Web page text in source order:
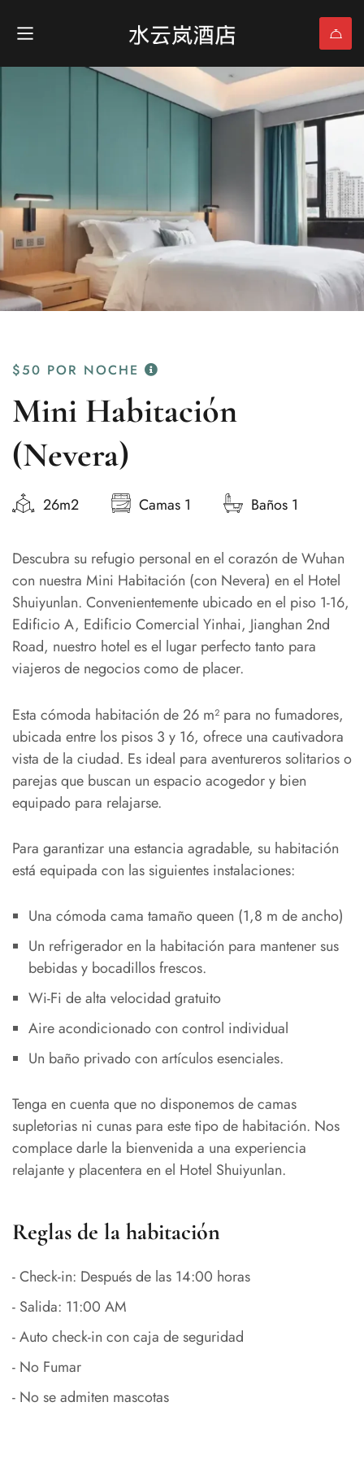
$50 POR NOCHE
Mini Habitación
(Nevera)
26m2 Camas 1 Baños 1
Descubra su refugio personal en el corazón de Wuhan
con nuestra Mini Habitación (con Nevera) en el Hotel
Shuiyunlan. Convenientemente ubicado en el piso 1-16,
Edificio A, Edificio Comercial Yinhai, Jianghan 2nd
Road, nuestro hotel es el lugar perfecto tanto para
viajeros de negocios como de placer.
Esta cómoda habitación de 26 m² para no fumadores,
ubicada entre los pisos 3 y 16, ofrece una cautivadora
vista de la ciudad. Es ideal para aventureros solitarios o
parejas que buscan un espacio acogedor y bien
equipado para relajarse.
Para garantizar una estancia agradable, su habitación
está equipada con las siguientes instalaciones:
Una cómoda cama tamaño queen (1,8 m de ancho)
Un refrigerador en la habitación para mantener sus
bebidas y bocadillos frescos.
Wi-Fi de alta velocidad gratuito
Aire acondicionado con control individual
Un baño privado con artículos esenciales.
Tenga en cuenta que no disponemos de camas
supletorias ni cunas para este tipo de habitación. Nos
complace darle la bienvenida a una experiencia
relajante y placentera en el Hotel Shuiyunlan.
Reglas de la habitación
- Check-in: Después de las 14:00 horas
- Salida: 11:00 AM
- Auto check-in con caja de seguridad
- No Fumar
- No se admiten mascotas